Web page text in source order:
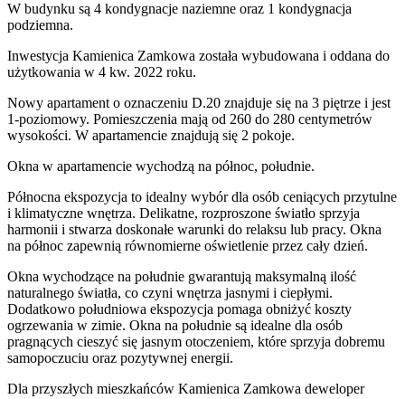
W budynku są 4 kondygnacje naziemne oraz 1 kondygnacja
podziemna.
Inwestycja Kamienica Zamkowa została wybudowana i oddana do
użytkowania w 4 kw. 2022 roku.
Nowy apartament o oznaczeniu D.20 znajduje się na 3 piętrze i jest
1-poziomowy. Pomieszczenia mają od 260 do 280 centymetrów
wysokości. W apartamencie znajdują się 2 pokoje.
Okna w apartamencie wychodzą na północ, południe.
Północna ekspozycja to idealny wybór dla osób ceniących przytulne
i klimatyczne wnętrza. Delikatne, rozproszone światło sprzyja
harmonii i stwarza doskonałe warunki do relaksu lub pracy. Okna
na północ zapewnią równomierne oświetlenie przez cały dzień.
Okna wychodzące na południe gwarantują maksymalną ilość
naturalnego światła, co czyni wnętrza jasnymi i ciepłymi.
Dodatkowo południowa ekspozycja pomaga obniżyć koszty
ogrzewania w zimie. Okna na południe są idealne dla osób
pragnących cieszyć się jasnym otoczeniem, które sprzyja dobremu
samopoczuciu oraz pozytywnej energii.
Dla przyszłych mieszkańców Kamienica Zamkowa deweloper